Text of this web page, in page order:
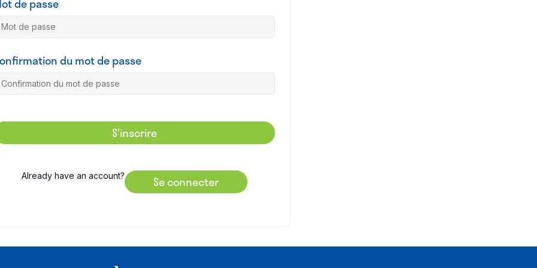
de passe
du mot de passe
S’inscrire
Already have an account? Se connecter